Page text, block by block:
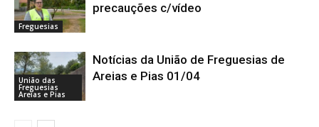
Freguesias
precauções c/vídeo
União das
Freguesias
Areias e Pias
Notícias da União de Freguesias de
Areias e Pias 01/04